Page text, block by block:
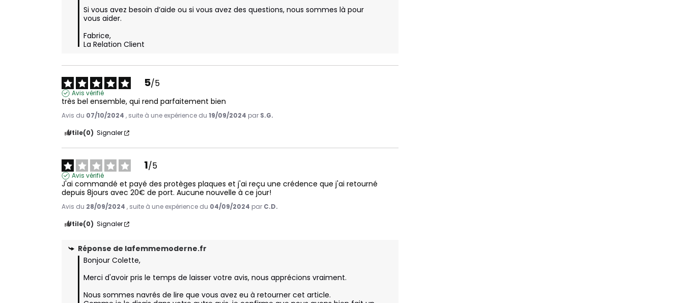
Si vous avez besoin d’aide ou si vous avez des questions, nous sommes là pour
vous aider.
Fabrice,
La Relation Client
5/5
Avis vérifié
très bel ensemble, qui rend parfaitement bien
Avis du 07/10/2024 , suite à une expérience du 19/09/2024 par S.G.
Utile(0) Signaler
1/5
Avis vérifié
J'ai commandé et payé des protèges plaques et j'ai reçu une crédence que j'ai retourné
depuis 8jours avec 20€ de port. Aucune nouvelle à ce jour!
Avis du 28/09/2024 , suite à une expérience du 04/09/2024 par C.D.
Utile(0) Signaler
Réponse de lafemmemoderne.fr
Bonjour Colette,
Merci d'avoir pris le temps de laisser votre avis, nous apprécions vraiment.
Nous sommes navrés de lire que vous avez eu à retourner cet article.